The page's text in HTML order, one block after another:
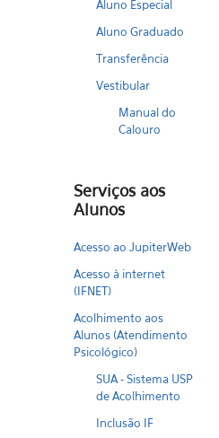
Aluno Especial
Aluno Graduado
Transferência
Vestibular
Manual do
Calouro
Serviços aos
Alunos
Acesso ao JupiterWeb
Acesso à internet
(IFNET)
Acolhimento aos
Alunos (Atendimento
Psicológico)
SUA - Sistema USP
de Acolhimento
Inclusão IF